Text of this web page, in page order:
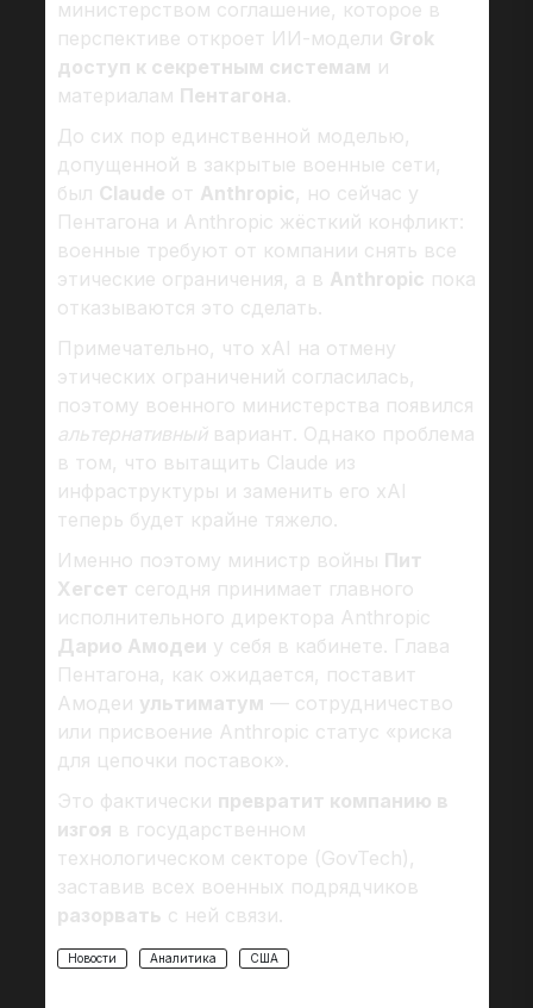
министерством соглашение, которое в
перспективе откроет ИИ-модели Grok
доступ к секретным системам и
материалам Пентагона.
До сих пор единственной моделью,
допущенной в закрытые военные сети,
был Claude от Anthropic, но сейчас у
Пентагона и Anthropic жёсткий конфликт:
военные требуют от компании снять все
этические ограничения, а в Anthropic пока
отказываются это сделать.
Примечательно, что xAI на отмену
этических ограничений согласилась,
поэтому военного министерства появился
альтернативныйвариант. Однако проблема
в том, что вытащить Claude из
инфраструктуры и заменить его xAI
теперь будет крайне тяжело.
Именно поэтому министр войны Пит
Хегсет сегодня принимает главного
исполнительного директора Anthropic
Дарио Амодеи у себя в кабинете. Глава
Пентагона, как ожидается, поставит
Амодеи ультиматум — сотрудничество
или присвоение Anthropic статус «риска
для цепочки поставок».
Это фактически превратит компанию в
изгоя в государственном
технологическом секторе (GovTech),
заставив всех военных подрядчиков
разорвать с ней связи.
Новости Аналитика США